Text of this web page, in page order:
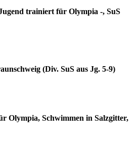
trainiert für Olympia -, SuS
(Div. SuS aus Jg. 5-9)
Olympia, Schwimmen in Salzgitter,